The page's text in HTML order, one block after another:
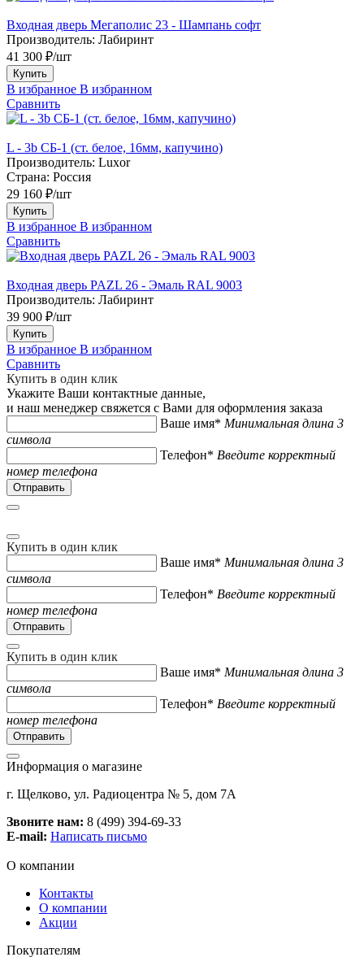
Входная дверь Мегаполис 23 - Шампань софт
Производитель: Лабиринт
41 300 ₽/шт
Купить
В избранное В избранном
Сравнить
L - 3b СБ-1 (ст. белое, 16мм, капучино)
Производитель: Luxor
Страна: Россия
29 160 ₽/шт
Купить
В избранное В избранном
Сравнить
Входная дверь PAZL 26 - Эмаль RAL 9003
Производитель: Лабиринт
39 900 ₽/шт
Купить
В избранное В избранном
Сравнить
Купить в один клик
Укажите Ваши контактные данные,
и наш менеджер свяжется с Вами для оформления заказа
Ваше имя* Минимальная длина 3
символа
Телефон* Введите корректный
номер телефона
Купить в один клик
Ваше имя* Минимальная длина 3
символа
Телефон* Введите корректный
номер телефона
Купить в один клик
Ваше имя* Минимальная длина 3
символа
Телефон* Введите корректный
номер телефона
Информация о магазине
г. Щелково, ул. Радиоцентра № 5, дом 7А
Звоните нам: 8 (499) 394-69-33
E-mail: Написать письмо
О компании
Контакты
О компании
Акции
Покупателям